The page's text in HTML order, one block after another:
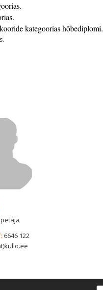
kategoorias hõbediplomi.
6646 122